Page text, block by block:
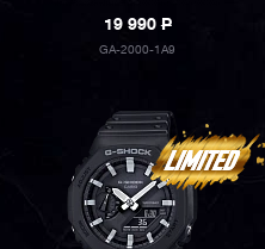
19 990P
GA-2000-1A9